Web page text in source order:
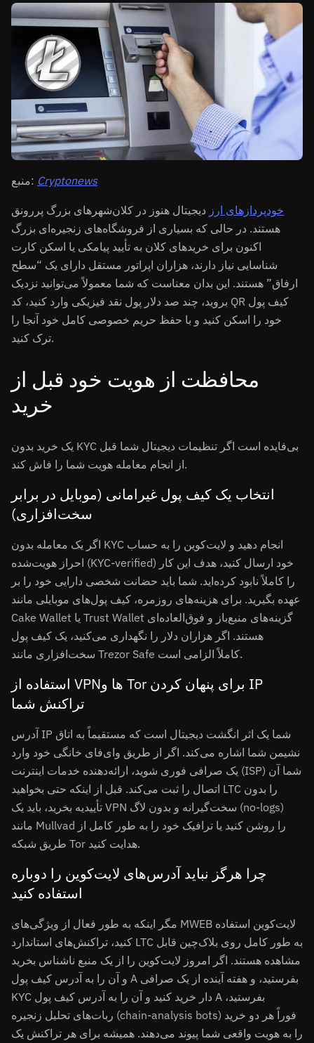
منبع: Cryptonews
خودپردازهای ارز دیجیتال هنوز در کلان‌شهرهای بزرگ پررونق
هستند. در حالی که بسیاری از فروشگاه‌های زنجیره‌ای بزرگ
اکنون برای خریدهای کلان به تأیید پیامکی یا اسکن کارت
شناسایی نیاز دارند، هزاران اپراتور مستقل دارای یک “سطح
ارفاق” هستند. این بدان معناست که شما معمولاً می‌توانید نزدیک
بروید، چند صد دلار پول نقد فیزیکی وارد کنید، کد QR کیف پول
خود را اسکن کنید و با حفظ حریم خصوصی کامل خود آنجا را
ترک کنید.
محافظت از هویت خود قبل از
خرید
یک خرید بدون KYC بی‌فایده است اگر تنظیمات دیجیتال شما قبل
از انجام معامله هویت شما را فاش کند.
انتخاب یک کیف پول غیرامانی (موبایل در برابر
سخت‌افزاری)
اگر یک معامله بدون KYC انجام دهید و لایت‌کوین را به حساب
احراز هویت‌شده (KYC-verified) خود ارسال کنید، هدف این کار
را کاملاً نابود کرده‌اید. شما باید حضانت شخصی دارایی خود را بر
عهده بگیرید. برای هزینه‌های روزمره، کیف پول‌های موبایلی مانند
Cake Wallet یا Trust Wallet گزینه‌های منبع‌باز و فوق‌العاده‌ای
هستند. اگر هزاران دلار را نگهداری می‌کنید، یک کیف پول
سخت‌افزاری مانند Trezor Safe کاملاً الزامی است.
استفاده از VPNها و Tor برای پنهان کردن IP
تراکنش شما
آدرس IP شما یک اثر انگشت دیجیتال است که مستقیماً به اتاق
نشیمن شما اشاره می‌کند. اگر از طریق وای‌فای خانگی خود وارد
یک صرافی فوری شوید، ارائه‌دهنده خدمات اینترنت (ISP) شما آن
اتصال را ثبت می‌کند. قبل از اینکه حتی بخواهید LTC را بدون
تأییدیه بخرید، باید یک VPN سخت‌گیرانه و بدون لاگ (no-logs)
مانند Mullvad را روشن کنید یا ترافیک خود را به طور کامل از
طریق شبکه Tor هدایت کنید.
چرا هرگز نباید آدرس‌های لایت‌کوین را دوباره
استفاده کنید
مگر اینکه به طور فعال از ویژگی‌های MWEB لایت‌کوین استفاده
کنید، تراکنش‌های استاندارد LTC به طور کامل روی بلاک‌چین قابل
مشاهده هستند. اگر امروز لایت‌کوین را از یک منبع ناشناس بخرید
و آن را به آدرس کیف پول A بفرستید، و هفته آینده از یک صرافی
KYC دار خرید کنید و آن را به آدرس کیف پول A بفرستید،
ربات‌های تحلیل زنجیره (chain-analysis bots) فوراً هر دو خرید
را به هویت واقعی شما پیوند می‌دهند. همیشه برای هر تراکنش یک